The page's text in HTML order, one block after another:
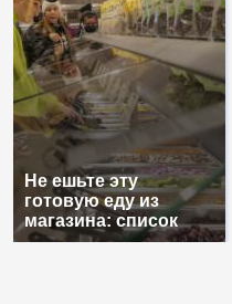
Не ешьте эту
готовую еду из
магазина: список